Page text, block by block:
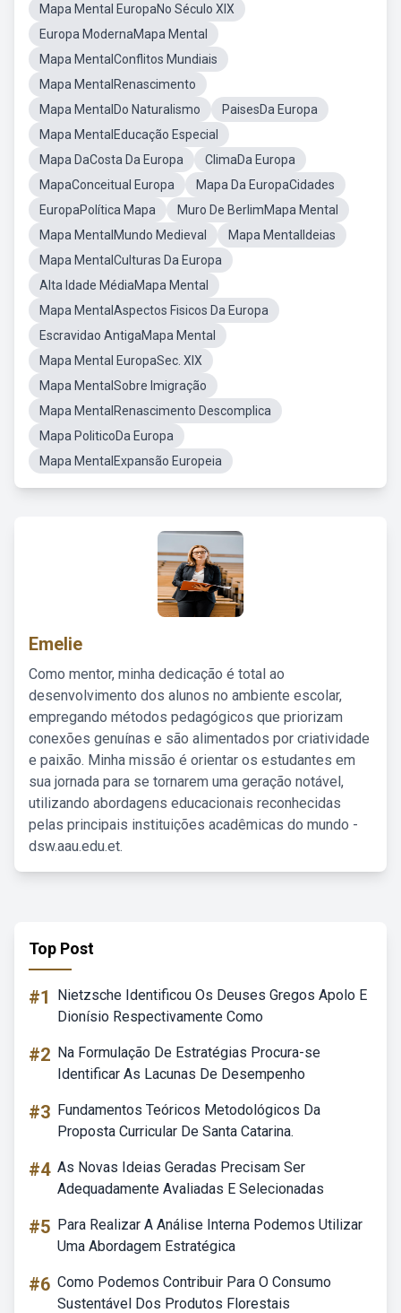
Mapa Mental EuropaNo Século XIX
Europa ModernaMapa Mental
Mapa MentalConflitos Mundiais
Mapa MentalRenascimento
Mapa MentalDo Naturalismo
PaisesDa Europa
Mapa MentalEducação Especial
Mapa DaCosta Da Europa
ClimaDa Europa
MapaConceitual Europa
Mapa Da EuropaCidades
EuropaPolítica Mapa
Muro De BerlimMapa Mental
Mapa MentalMundo Medieval
Mapa MentalIdeias
Mapa MentalCulturas Da Europa
Alta Idade MédiaMapa Mental
Mapa MentalAspectos Fisicos Da Europa
Escravidao AntigaMapa Mental
Mapa Mental EuropaSec. XIX
Mapa MentalSobre Imigração
Mapa MentalRenascimento Descomplica
Mapa PoliticoDa Europa
Mapa MentalExpansão Europeia
Emelie
Como mentor, minha dedicação é total ao
desenvolvimento dos alunos no ambiente escolar,
empregando métodos pedagógicos que priorizam
conexões genuínas e são alimentados por criatividade
e paixão. Minha missão é orientar os estudantes em
sua jornada para se tornarem uma geração notável,
utilizando abordagens educacionais reconhecidas
pelas principais instituições acadêmicas do mundo -
dsw.aau.edu.et.
Top Post
#1
Nietzsche Identificou Os Deuses Gregos Apolo E
Dionísio Respectivamente Como
#2 Na Formulação De Estratégias Procura-se
Identificar As Lacunas De Desempenho
#3 Fundamentos Teóricos Metodológicos Da
Proposta Curricular De Santa Catarina.
#4 As Novas Ideias Geradas Precisam Ser
Adequadamente Avaliadas E Selecionadas
#5 Para Realizar A Análise Interna Podemos Utilizar
Uma Abordagem Estratégica
#6 Como Podemos Contribuir Para O Consumo
Sustentável Dos Produtos Florestais